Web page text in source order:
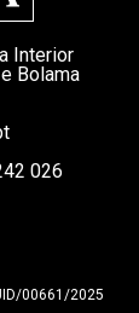
Interior
Bolama
026
00661/2025